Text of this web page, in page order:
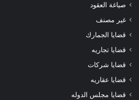
صياغة العقود
غير مصنف
قضايا الجمارك
قضايا تجاريه
قضايا شركات
قضايا عقاريه
قضايا مجلس الدوله